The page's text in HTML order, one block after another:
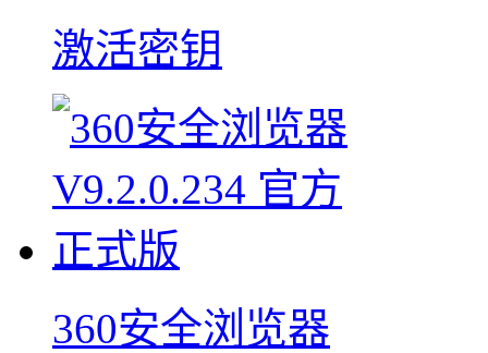
激活密钥
360安全浏览器